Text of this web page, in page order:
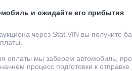
и ожидайте его прибытия
через Stat.VIN вы получите
оплаты мы заберем автомобиль,
процесс подготовки к отправке.